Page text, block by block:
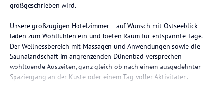
großgeschrieben wird.
Unsere großzügigen Hotelzimmer – auf Wunsch mit Ostseeblick –
laden zum Wohlfühlen ein und bieten Raum für entspannte Tage.
Der Wellnessbereich mit Massagen und Anwendungen sowie die
Saunalandschaft im angrenzenden Dünenbad versprechen
wohltuende Auszeiten, ganz gleich ob nach einem ausgedehnten
Spaziergang an der Küste oder einem Tag voller Aktivitäten.